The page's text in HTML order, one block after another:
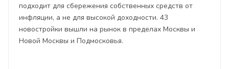
подходит для сбережения собственных средств от
инфляции, а не для высокой доходности. 43
новостройки вышли на рынок в пределах Москвы и
Новой Москвы и Подмосковья.